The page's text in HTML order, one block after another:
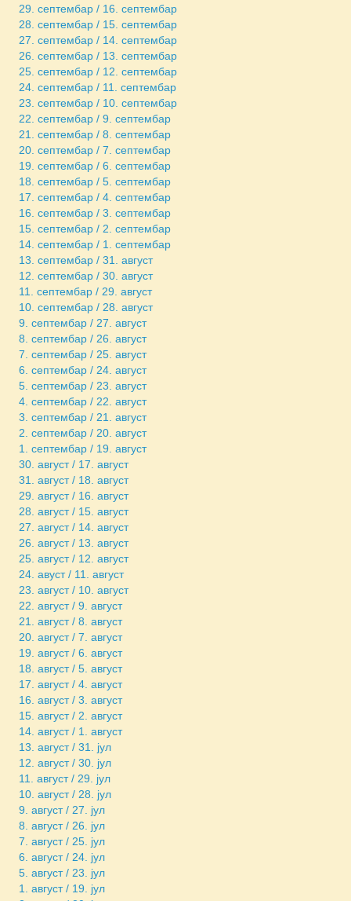
29. септембар / 16. септембар
28. септембар / 15. септембар
27. септембар / 14. септембар
26. септембар / 13. септембар
25. септембар / 12. септембар
24. септембар / 11. септембар
23. септембар / 10. септембар
22. септембар / 9. септембар
21. септембар / 8. септембар
20. септембар / 7. септембар
19. септембар / 6. септембар
18. септембар / 5. септембар
17. септембар / 4. септембар
16. септембар / 3. септембар
15. септембар / 2. септембар
14. септембар / 1. септембар
13. септембар / 31. август
12. септембар / 30. август
11. септембар / 29. август
10. септембар / 28. август
9. септембар / 27. август
8. септембар / 26. август
7. септембар / 25. август
6. септембар / 24. август
5. септембар / 23. август
4. септембар / 22. август
3. септембар / 21. август
2. септембар / 20. август
1. септембар / 19. август
30. август / 17. август
31. август / 18. август
29. август / 16. август
28. август / 15. август
27. август / 14. август
26. август / 13. август
25. август / 12. август
24. авуст / 11. август
23. август / 10. август
22. август / 9. август
21. август / 8. август
20. август / 7. август
19. август / 6. август
18. август / 5. август
17. август / 4. август
16. август / 3. август
15. август / 2. август
14. август / 1. август
13. август / 31. јул
12. август / 30. јул
11. август / 29. јул
10. август / 28. јул
9. август / 27. јул
8. август / 26. јул
7. август / 25. јул
6. август / 24. јул
5. август / 23. јул
1. август / 19. јул